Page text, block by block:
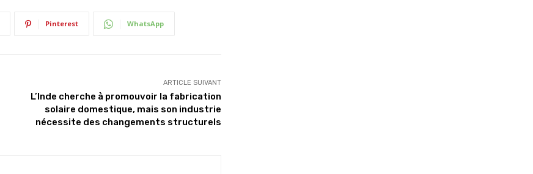
Pinterest WhatsApp
ARTICLE SUIVANT
L’Inde cherche à promouvoir la fabrication
solaire domestique, mais son industrie
nécessite des changements structurels